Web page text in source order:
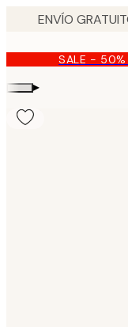
content.SALE - 50%
▸